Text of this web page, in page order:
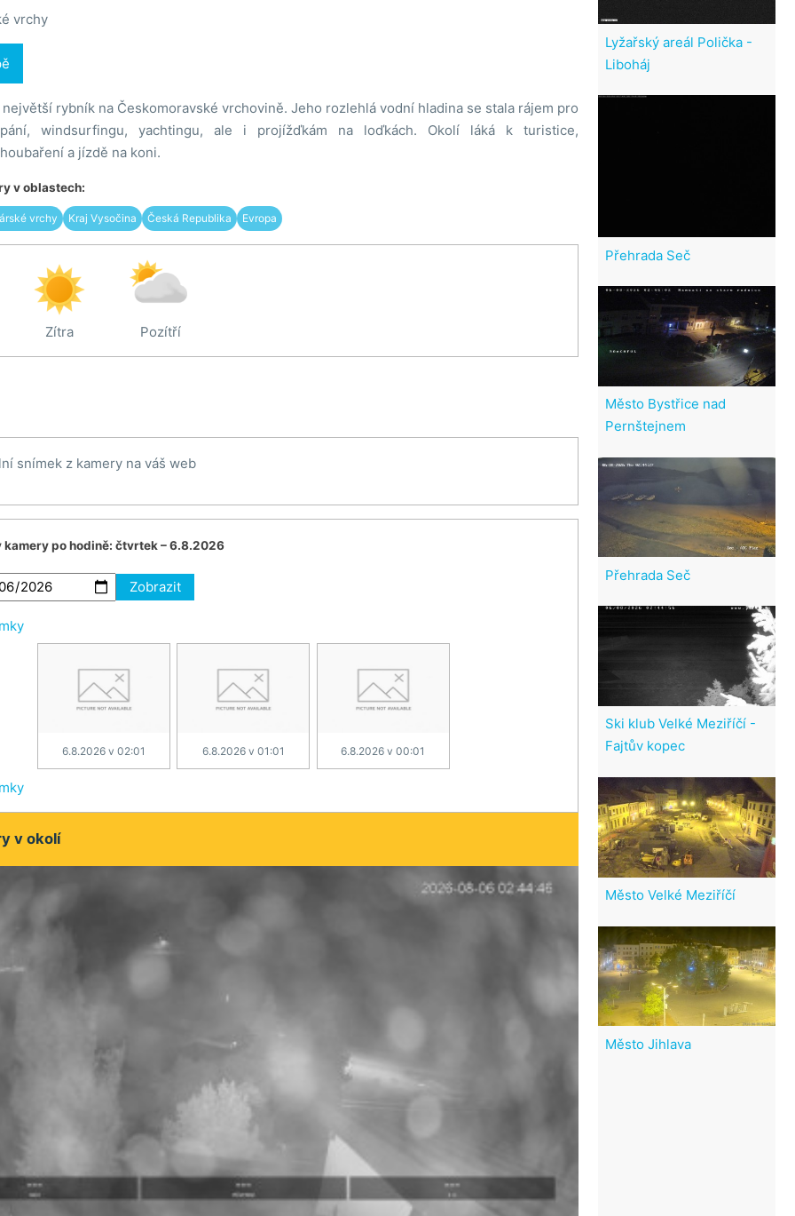
vrchy
rybník na Českomoravské vrchovině. Jeho rozlehlá vodní hladina se stala rájem pro
windsurfingu, yachtingu, ale i projížďkám na loďkách. Okolí láká k turistice,
a jízdě na koni.
v oblastech:
vrchy Kraj Vysočina Česká Republika Evropa
Zítra Pozítří
snímek z kamery na váš web
kamery po hodině: čtvrtek – 6.8.2026
Zobrazit
6.8.2026 v 02:01 6.8.2026 v 01:01 6.8.2026 v 00:01
v okolí
Lyžařský areál Polička -
Liboháj
Přehrada Seč
Město Bystřice nad
Pernštejnem
Přehrada Seč
Ski klub Velké Meziříčí -
Fajtův kopec
Město Velké Meziříčí
Město Jihlava